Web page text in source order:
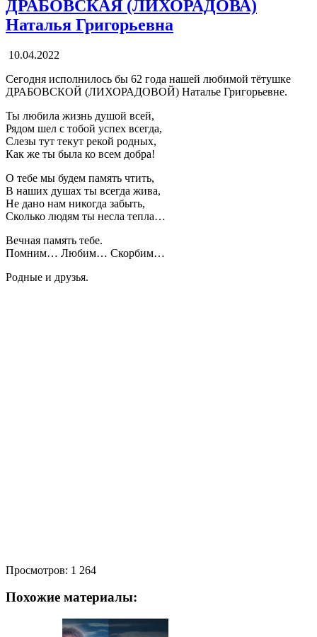
ДРАБОВСКАЯ (ЛИХОРАДОВА)
Наталья Григорьевна
10.04.2022
Сегодня исполнилось бы 62 года нашей любимой тётушке
ДРАБОВСКОЙ (ЛИХОРАДОВОЙ) Наталье Григорьевне.
Ты любила жизнь душой всей,
Рядом шел с тобой успех всегда,
Слезы тут текут рекой родных,
Как же ты была ко всем добра!
О тебе мы будем память чтить,
В наших душах ты всегда жива,
Не дано нам никогда забыть,
Сколько людям ты несла тепла…
Вечная память тебе.
Помним… Любим… Скорбим…
Родные и друзья.
Просмотров: 1 264
Похожие материалы: